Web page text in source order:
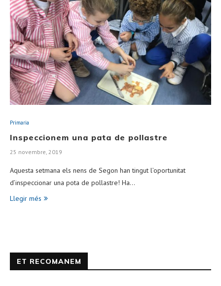
Primaria
Inspeccionem una pata de pollastre
25 novembre, 2019
Aquesta setmana els nens de Segon han tingut l’oportunitat
d’inspeccionar una pota de pollastre! Ha…
Llegir més
ET RECOMANEM